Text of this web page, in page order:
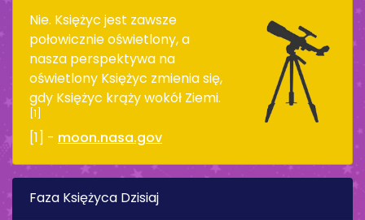
Nie. Księżyc jest zawsze
połowicznie oświetlony, a
nasza perspektywa na
oświetlony Księżyc zmienia się,
gdy Księżyc krąży wokół Ziemi.
[1]
[1] - moon.nasa.gov
Faza Księżyca Dzisiaj